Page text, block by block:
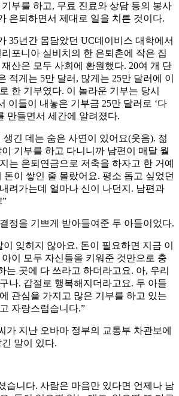
부를 하고, 무료 진료와 상담 등의 봉사
은퇴하면서 제대로 일을 치른 것이다.
35년간 몸담았던 UC데이비스 대학에서
포니아 실비치의 한 은퇴촌에 작은 집
산은 모두 사회에 환원했다. 20여 개 단
적게는 5만 달러, 많게는 25만 달러에 이
한 기부였다. 이 놀라운 기부는 당시
이들이 내놓은 기부금 25만 달러로 ‘다
만들면서 세간에 알려졌다.
생긴 데는 숨은 사연이 있어요(웃음). 젊
기부를 하고 다니니까 남편이 매달 월
는 은퇴연금으로 저축을 하자고 한 거예
돈이 쌓인 줄 몰랐어요. 평소 돕고 싶었던
려가는데 얼마나 신이 나던지. 남편과
정을 기쁘게 받아들여준 두 아들이었다.
잊히지 않아요. 돈이 필요하면 지금 이
이 모두 자신들을 키워준 것만으로 충
는 곳에 다 쓰라고 하더라고요. 아, 우리
나. 갑절로 행복해지더라고요. 두 아들
관심을 가지고 많은 기부를 하고 있는
자랑스럽습니다.”
가 지난 오바마 정부의 교통부 차관보에
말이 있다.
습니다. 사람은 마음만 있다면 언제나 남